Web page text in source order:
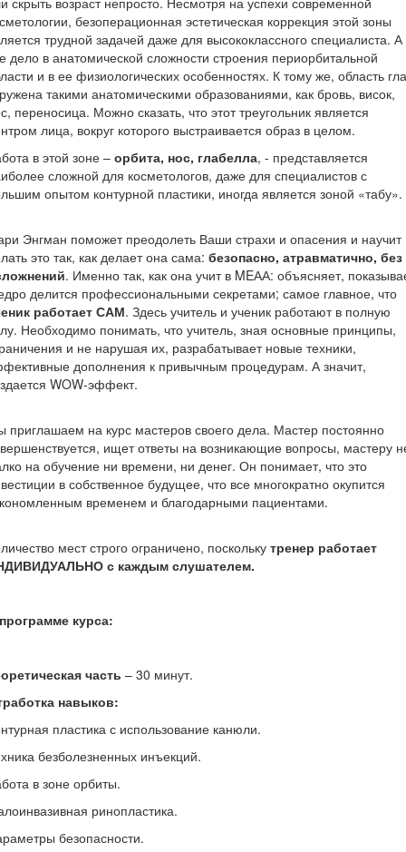
безоперационная эстетическая коррекция этой зоны
трудной задачей даже для высококлассного специалиста. А
дело в анатомической сложности строения периорбитальной
и в ее физиологических особенностях. К тому же, область
такими анатомическими образованиями, как бровь, висок,
переносица. Можно сказать, что этот треугольник является
лица, вокруг которого выстраивается образ в целом.
в этой зоне – орбита, нос, глабелла, - представляется
сложной для косметологов, даже для специалистов с
опытом контурной пластики, иногда является зоной «табу».
Энгман поможет преодолеть Ваши страхи и опасения и научит
это так, как делает она сама: безопасно, атравматично, без
. Именно так, как она учит в MEАА: объясняет,
делится профессиональными секретами; самое главное, что
работает САМ. Здесь учитель и ученик работают в полную
Необходимо понимать, что учитель, зная основные принципы,
и не нарушая их, разрабатывает новые техники,
дополнения к привычным процедурам. А значит,
WOW-эффект.
приглашаем на курс мастеров своего дела. Мастер постоянно
ищет ответы на возникающие вопросы, мастеру
на обучение ни времени, ни денег. Он понимает, что это
в собственное будущее, что все многократно окупится
временем и благодарными пациентами.
мест строго ограничено, поскольку тренер работает
с каждым слушателем.
курса:
часть – 30 минут.
навыков:
пластика с использование канюли.
безболезненных инъекций.
в зоне орбиты.
ринопластика.
безопасности.